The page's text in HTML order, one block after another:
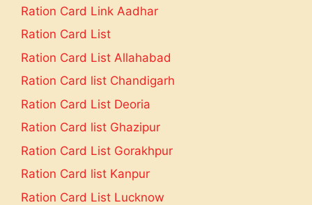
Ration Card Link Aadhar
Ration Card List
Ration Card List Allahabad
Ration Card list Chandigarh
Ration Card List Deoria
Ration Card list Ghazipur
Ration Card List Gorakhpur
Ration Card list Kanpur
Ration Card List Lucknow